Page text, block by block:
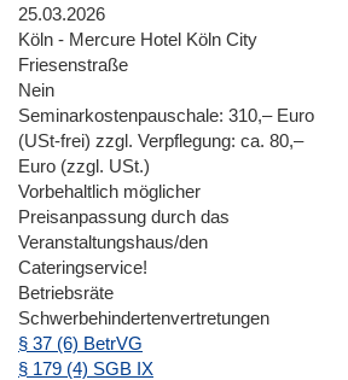
25.03.2026
Köln - Mercure Hotel Köln City
Friesenstraße
Nein
Seminarkostenpauschale: 310,– Euro
(USt-frei) zzgl. Verpflegung: ca. 80,–
Euro (zzgl. USt.)
Vorbehaltlich möglicher
Preisanpassung durch das
Veranstaltungshaus/den
Cateringservice!
Betriebsräte
Schwerbehindertenvertretungen
§ 37 (6) BetrVG
§ 179 (4) SGB IX